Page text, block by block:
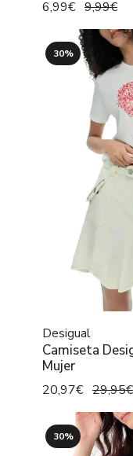
6,99€ 9,99€
30%
Desigual
Camiseta
Mujer
20,97€ 29,95€
30%